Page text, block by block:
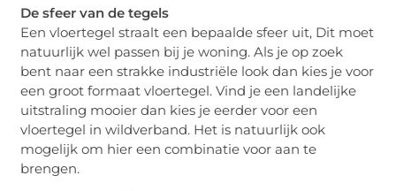
De sfeer van de tegels
Een vloertegel straalt een bepaalde sfeer uit, Dit moet
natuurlijk wel passen bij je woning. Als je op zoek
bent naar een strakke industriële look dan kies je voor
een groot formaat vloertegel. Vind je een landelijke
uitstraling mooier dan kies je eerder voor een
vloertegel in wildverband. Het is natuurlijk ook
mogelijk om hier een combinatie voor aan te
brengen.